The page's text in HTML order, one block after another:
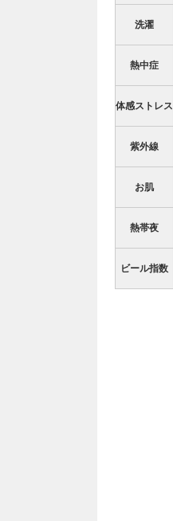
洗濯
熱中症
体感ストレス
紫外線
お肌
熱帯夜
ビール指数